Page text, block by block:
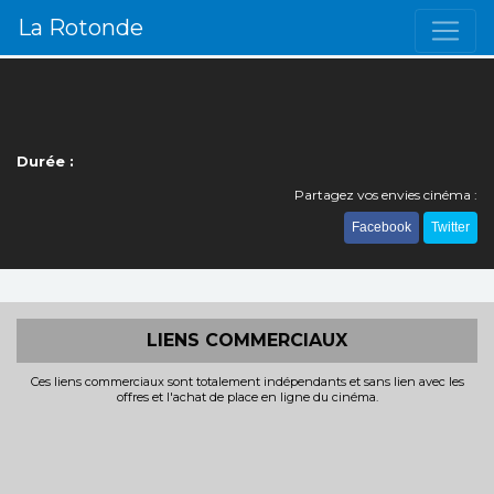
La Rotonde
Durée :
Partagez vos envies cinéma :
Facebook Twitter
LIENS COMMERCIAUX
Ces liens commerciaux sont totalement indépendants et sans lien avec les
offres et l'achat de place en ligne du cinéma.